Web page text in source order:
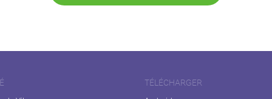
TÉLÉCHARGER